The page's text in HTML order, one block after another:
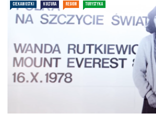
CIEKAWOSTKI KULTURA REGION TURYSTYKA